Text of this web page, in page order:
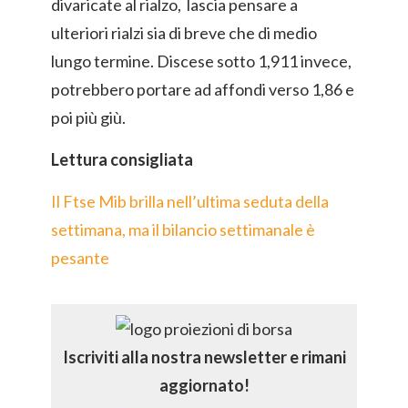
divaricate al rialzo, lascia pensare a
ulteriori rialzi sia di breve che di medio
lungo termine. Discese sotto 1,911 invece,
potrebbero portare ad affondi verso 1,86 e
poi più giù.
Lettura consigliata
Il Ftse Mib brilla nell’ultima seduta della
settimana, ma il bilancio settimanale è
pesante
Iscriviti alla nostra newsletter e rimani
aggiornato!